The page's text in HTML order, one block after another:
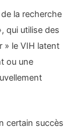
la recherche
qui utilise des
» le VIH latent
ou une
certain succès